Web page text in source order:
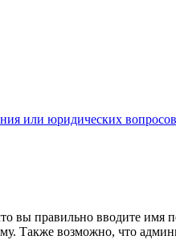
или юридических
вы правильно вводите имя
Также возможно, что